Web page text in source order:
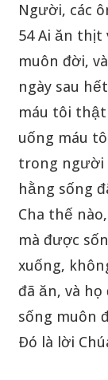
Người, các
54 Ai ăn thịt
muôn đời,
ngày sau
máu tôi thật
uống máu
trong người
hằng sống
Cha thế
mà được
xuống,
đã ăn, và họ
sống muôn
Ðó là lời